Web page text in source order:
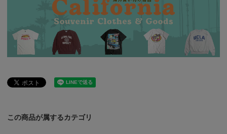
この商品が属するカテゴリ